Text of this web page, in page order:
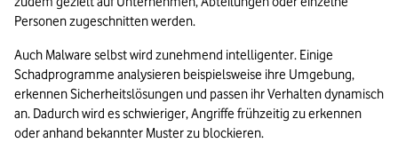
Personen zugeschnitten werden.
Auch Malware selbst wird zunehmend intelligenter. Einige
Schadprogramme analysieren beispielsweise ihre Umgebung,
erkennen Sicherheitslösungen und passen ihr Verhalten dynamisch
an. Dadurch wird es schwieriger, Angriffe frühzeitig zu erkennen
oder anhand bekannter Muster zu blockieren.